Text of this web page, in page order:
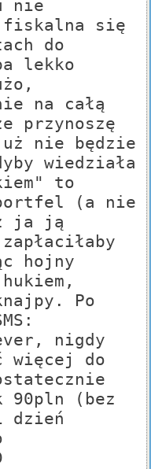
nie
fiskalna się
do
lekko
na całą
przynoszę
nie będzie
wiedziała
to
portfel (a nie
ja ją
hojny
Po
nigdy
więcej do
90pln (bez
dzień